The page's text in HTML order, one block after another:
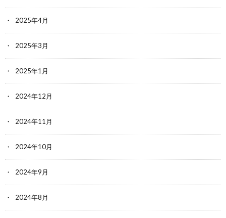
2025年4月
2025年3月
2025年1月
2024年12月
2024年11月
2024年10月
2024年9月
2024年8月